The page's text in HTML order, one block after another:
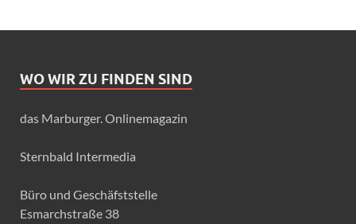
WO WIR ZU FINDEN SIND
das Marburger. Onlinemagazin
Sternbald Intermedia
Büro und Geschäfststelle
Esmarchstraße 38